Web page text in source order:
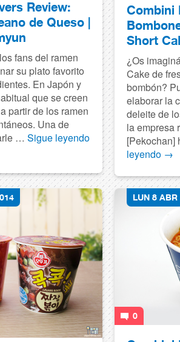
Review:
de Queso |
fans del ramen
su plato favorito
En Japón y
que se creen
partir de los ramen
Una de
… Sigue leyendo
Combini
Short
¿Os
Cake de
bombón?
elaborar la
deleite de
la empresa
leyendo →
LUN 8 ABR
0